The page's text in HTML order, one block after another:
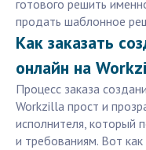
готового решить
продать шаблонное
Как заказать
онлайн на
Процесс заказа
Workzilla прост и
исполнителя,
и требованиям. Вот